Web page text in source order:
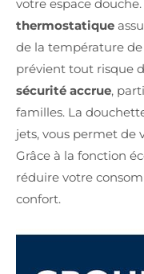
votre espace
thermostatique
de la température
prévient tout risque
sécurité accrue,
familles. La
jets, vous permet de
Grâce à la fonction
réduire votre
confort.